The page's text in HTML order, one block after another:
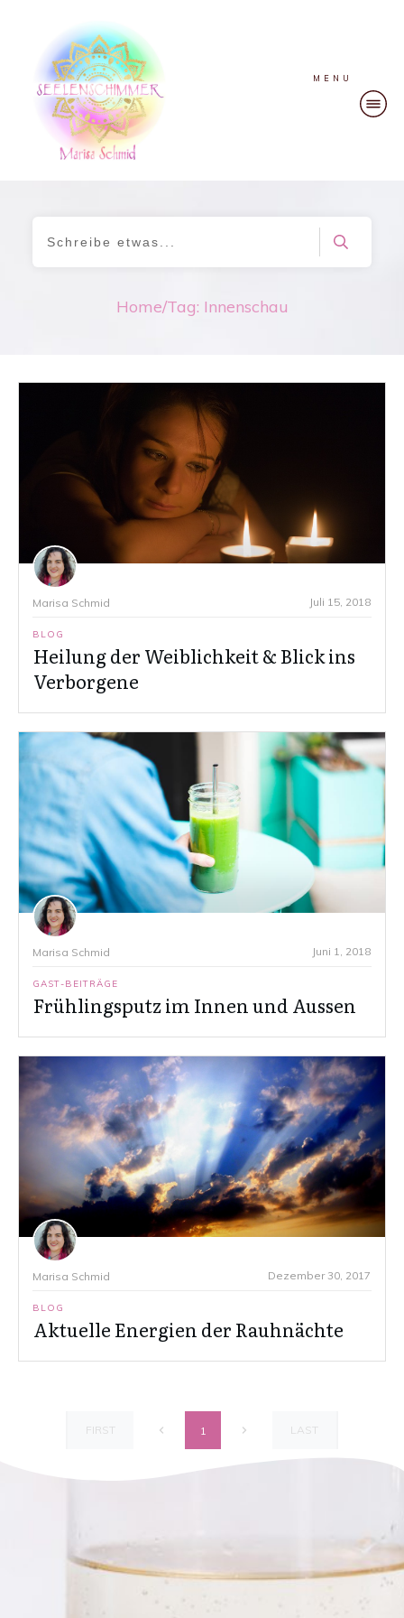
MENU
Home/Tag: Innenschau
Marisa Schmid Juli 15, 2018
BLOG
Heilung der Weiblichkeit & Blick ins
Verborgene
Marisa Schmid Juni 1, 2018
GAST-BEITRÄGE
Frühlingsputz im Innen und Aussen
Marisa Schmid Dezember 30, 2017
BLOG
Aktuelle Energien der Rauhnächte
FIRST 1 LAST